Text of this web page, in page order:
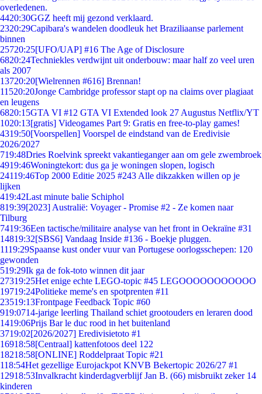
overledenen.
4420:30GGZ heeft mij gezond verklaard.
2320:29Capibara's wandelen doodleuk het Braziliaanse parlement
binnen
25720:25[UFO/UAP] #16 The Age of Disclosure
6820:24Techniekles verdwijnt uit onderbouw: maar half zo veel uren
als 2007
13720:20[Wielrennen #616] Brennan!
11520:20Jonge Cambridge professor stapt op na claims over plagiaat
en leugens
6820:15GTA VI #12 GTA VI Extended look 27 Augustus Netflix/YT
1020:13[gratis] Videogames Part 9: Gratis en free-to-play games!
4319:50[Voorspellen] Voorspel de eindstand van de Eredivisie
2026/2027
719:48Dries Roelvink spreekt vakantieganger aan om gele zwembroek
4919:46Woningtekort: dus ga je woningen slopen, logisch
24119:46Top 2000 Editie 2025 #243 Alle dikzakken willen op je
lijken
419:42Last minute balie Schiphol
819:39[2023] Australië: Voyager - Promise #2 - Ze komen naar
Tilburg
7419:36Een tactische/militaire analyse van het front in Oekraïne #31
14819:32[SBS6] Vandaag Inside #136 - Boekje pluggen.
1119:29Spaanse kust onder vuur van Portugese oorlogsschepen: 120
gewonden
519:29Ik ga de fok-toto winnen dit jaar
27319:25Het enige echte LEGO-topic #45 LEGOOOOOOOOOOO
19719:24Politieke meme's en spotprenten #11
23519:13Frontpage Feedback Topic #60
919:0714-jarige leerling Thailand schiet grootouders en leraren dood
1419:06Prijs Bar le duc rood in het buitenland
3719:02[2026/2027] Eredivisietoto #1
16918:58[Centraal] kattenfotoos deel 122
18218:58[ONLINE] Roddelpraat Topic #21
118:54Het gezellige Eurojackpot KNVB Bekertopic 2026/27 #1
12918:53Invalkracht kinderdagverblijf Jan B. (66) misbruikt zeker 14
kinderen